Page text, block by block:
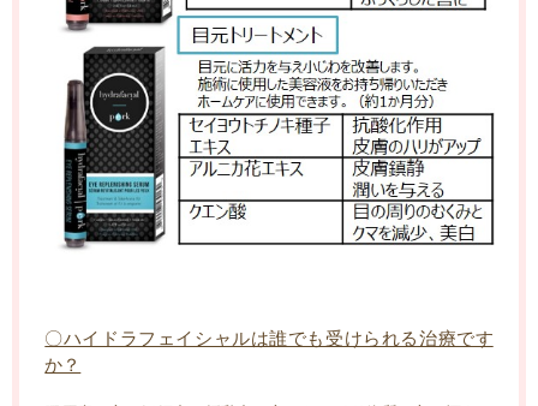
〇ハイドラフェイシャルは誰でも受けられる治療です
か？